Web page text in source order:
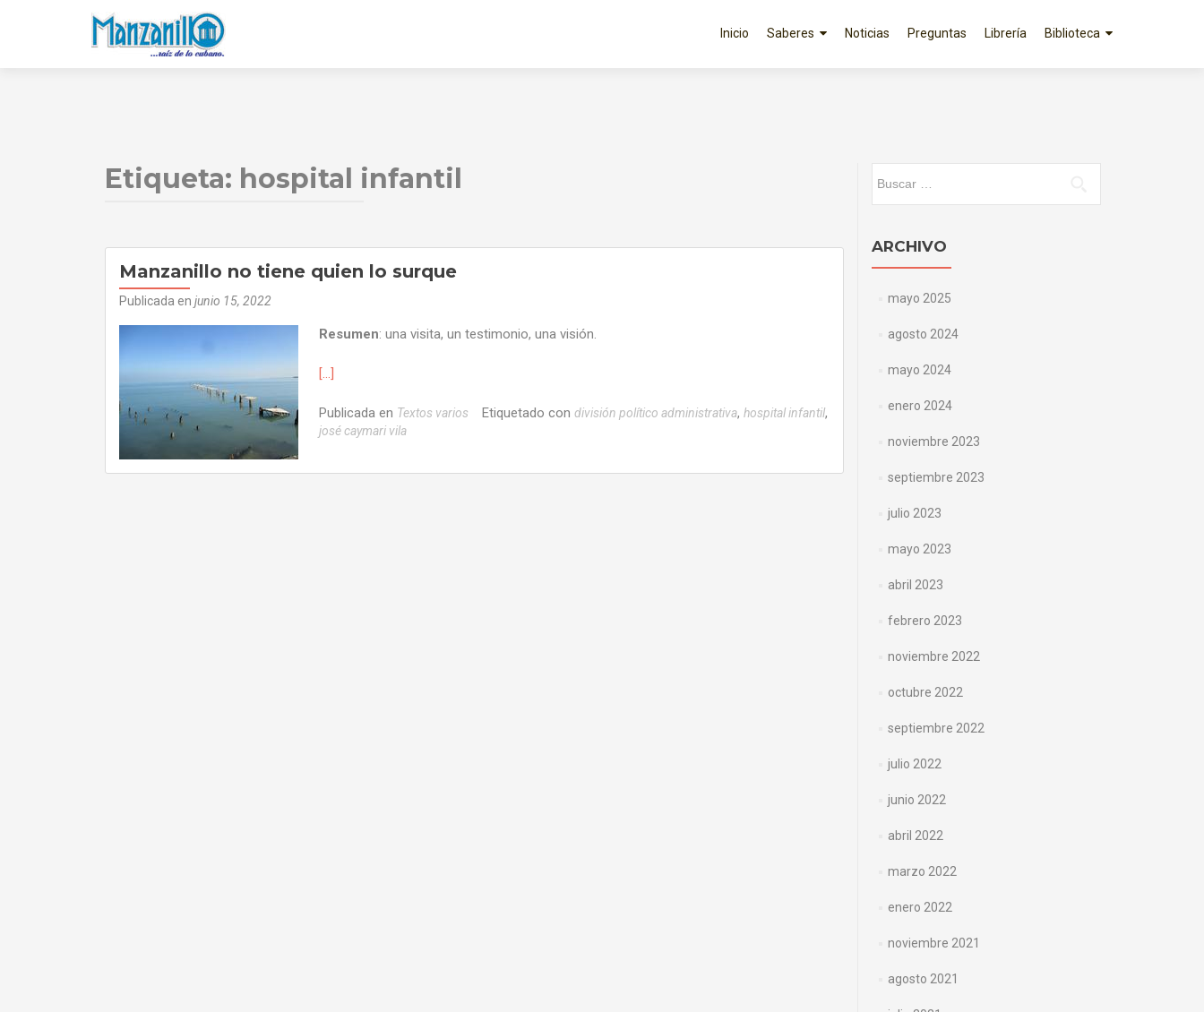
alInicio Saberes Noticias Preguntas Librería Biblioteca
Etiqueta: hospital infantil
Manzanillo no tiene quien lo surque
Publicada en junio 15, 2022
Resumen: una visita, un testimonio, una visión.
[…]
Publicada en Textos varios Etiquetado con división político administrativa, hospital infantil,
josé caymari vila
ARCHIVO
mayo 2025
agosto 2024
mayo 2024
enero 2024
noviembre 2023
septiembre 2023
julio 2023
mayo 2023
abril 2023
febrero 2023
noviembre 2022
octubre 2022
septiembre 2022
julio 2022
junio 2022
abril 2022
marzo 2022
enero 2022
noviembre 2021
agosto 2021